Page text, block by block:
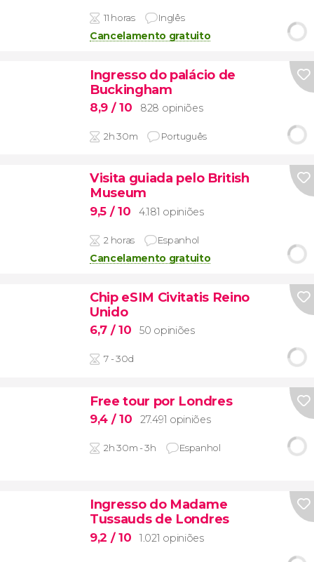
11 horas Inglês
Cancelamento gratuito
Ingresso do palácio de
Buckingham
8,9 / 10 828 opiniões
2h 30m Português
Visita guiada pelo British
Museum
9,5 / 10 4.181 opiniões
2 horas Espanhol
Cancelamento gratuito
Chip eSIM Civitatis Reino
Unido
6,7 / 10 50 opiniões
7 - 30d
Free tour por Londres
9,4 / 10 27.491 opiniões
2h 30m - 3h Espanhol
Ingresso do Madame
Tussauds de Londres
9,2 / 10 1.021 opiniões